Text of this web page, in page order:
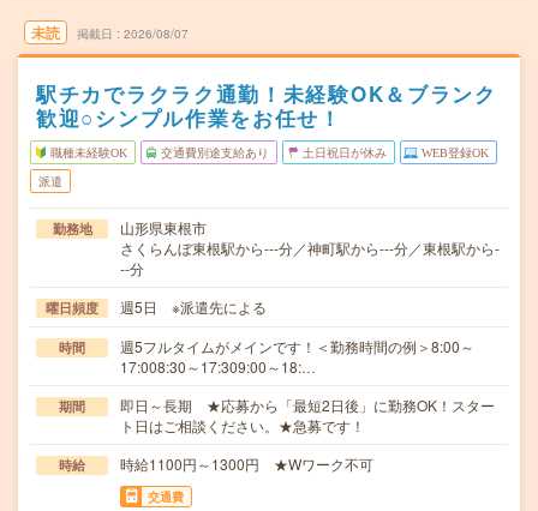
未読 掲載日 2026/08/07
駅チカでラクラク通勤！未経験OK＆ブランク
歓迎○シンプル作業をお任せ！
職種未経験OK 交通費別途支給あり 土日祝日が休み WEB登録OK
派遣
勤務地
山形県東根市
さくらんぼ東根駅から---分／神町駅から---分／東根駅から-
--分
曜日頻度 週5日 ※派遣先による
時間
週5フルタイムがメインです！＜勤務時間の例＞8:00～
17:008:30～17:309:00～18:…
期間
即日～長期 ★応募から「最短2日後」に勤務OK！スター
ト日はご相談ください。★急募です！
時給 時給1100円～1300円 ★Wワーク不可
交通費